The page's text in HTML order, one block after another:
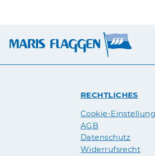
RECHTLICHES
Cookie-
AGB
Datenschutz
Widerrufsrecht